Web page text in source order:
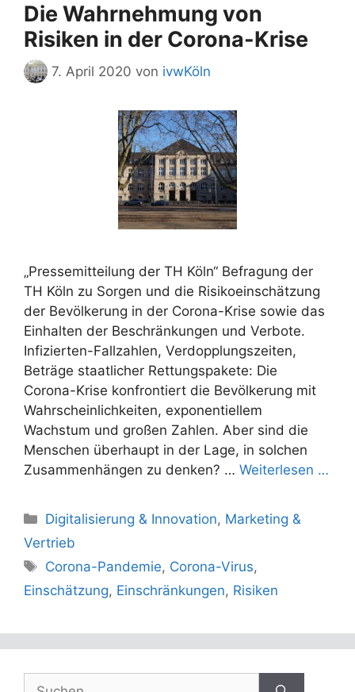
Die Wahrnehmung von
Risiken in der Corona-Krise
7. April 2020 von ivwKöln
„Pressemitteilung der TH Köln“ Befragung der
TH Köln zu Sorgen und die Risikoeinschätzung
der Bevölkerung in der Corona-Krise sowie das
Einhalten der Beschränkungen und Verbote.
Infizierten-Fallzahlen, Verdopplungszeiten,
Beträge staatlicher Rettungspakete: Die
Corona-Krise konfrontiert die Bevölkerung mit
Wahrscheinlichkeiten, exponentiellem
Wachstum und großen Zahlen. Aber sind die
Menschen überhaupt in der Lage, in solchen
Zusammenhängen zu denken? … Weiterlesen …
Kategorien
Digitalisierung & Innovation, Marketing &
Vertrieb
Schlagwörter
Corona-Pandemie, Corona-Virus,
Einschätzung, Einschränkungen, Risiken